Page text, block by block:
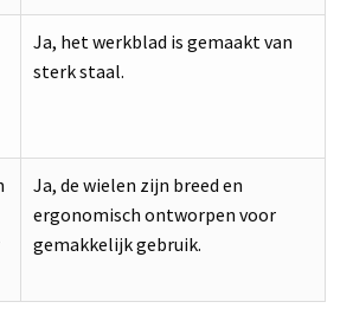
Ja, het werkblad is gemaakt van
sterk staal.
Ja, de wielen zijn breed en
ergonomisch ontworpen voor
gemakkelijk gebruik.